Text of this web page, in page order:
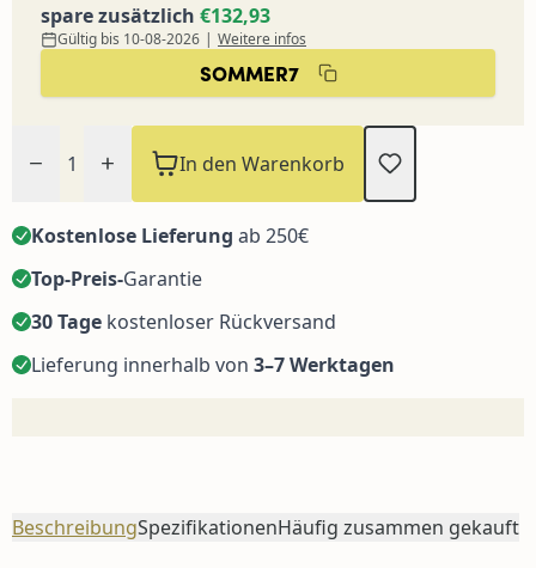
SOMMER7
spare zusätzlich €132,93
Gültig bis 10-08-2026 | Weitere infos
In den Warenkorb
Kostenlose Lieferung ab 250€
Top-Preis-Garantie
30 Tage kostenloser Rückversand
Lieferung innerhalb von 3–7 Werktagen
BeschreibungSpezifikationenHäufig zusammen gekauft